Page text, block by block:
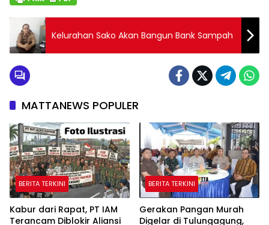
Kelurahan Sako Akan Bangun Bank Sampah
MATTANEWS POPULER
BERITA TERKINI
Kabur dari Rapat, PT IAM
Terancam Diblokir Aliansi
BERITA TERKINI
Gerakan Pangan Murah
Digelar di Tulungagung,